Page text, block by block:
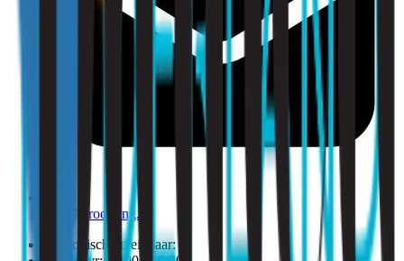
info@strooming.nl
Telefonisch bereikbaar: